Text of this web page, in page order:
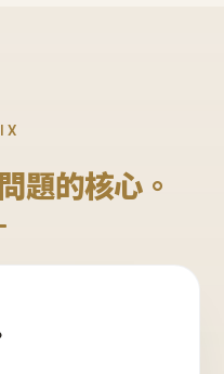
題的核心。